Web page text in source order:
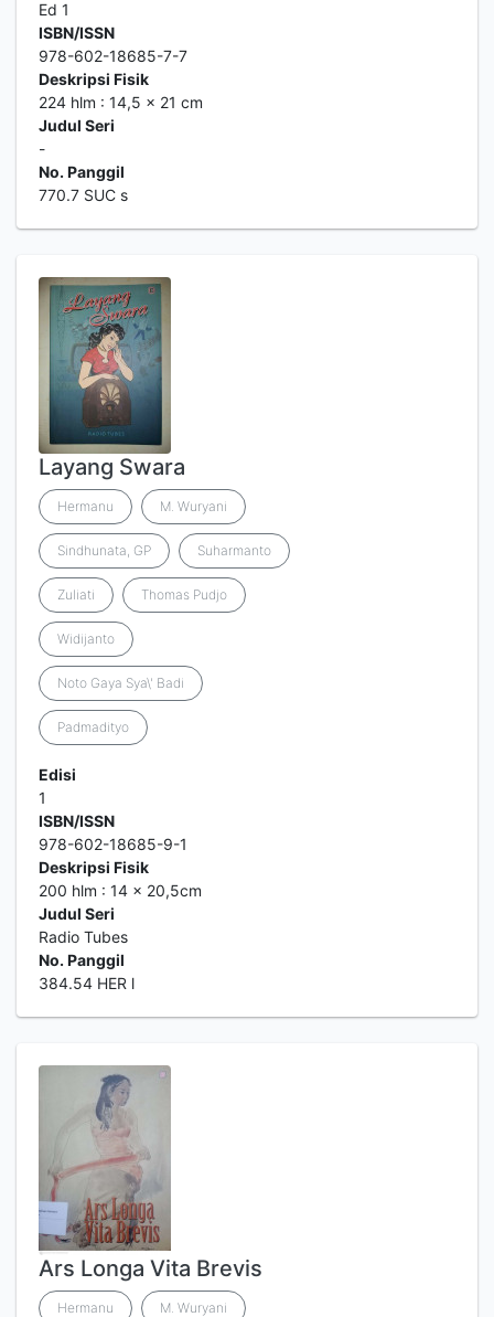
Ed 1
ISBN/ISSN
978-602-18685-7-7
Deskripsi Fisik
224 hlm : 14,5 x 21 cm
Judul Seri
-
No. Panggil
770.7 SUC s
Layang Swara
Hermanu M. Wuryani
Sindhunata, GP Suharmanto
Zuliati Thomas Pudjo
Widijanto
Noto Gaya Sya\' Badi
Padmadityo
Edisi
1
ISBN/ISSN
978-602-18685-9-1
Deskripsi Fisik
200 hlm : 14 x 20,5cm
Judul Seri
Radio Tubes
No. Panggil
384.54 HER l
Ars Longa Vita Brevis
Hermanu M. Wuryani